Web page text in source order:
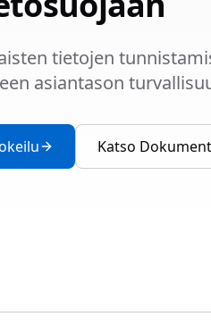
tietojen
asiantason
Katso